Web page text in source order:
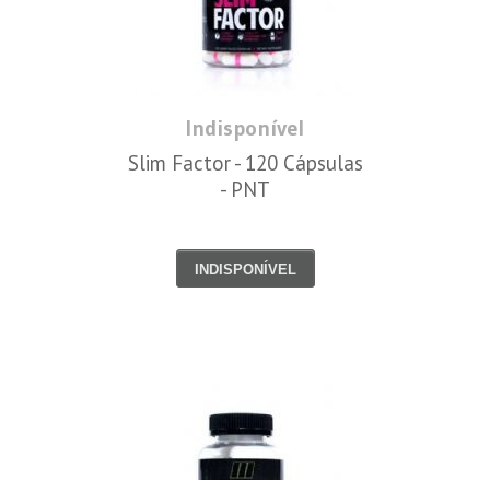
Indisponível
Slim Factor - 120 Cápsulas
- PNT
INDISPONÍVEL